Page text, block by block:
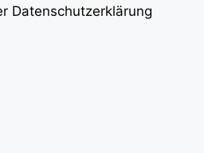
Datenschutzerklärung